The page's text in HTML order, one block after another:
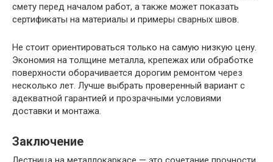
смету перед началом работ, а также может показать
сертификаты на материалы и примеры сварных швов.
Не стоит ориентироваться только на самую низкую цену.
Экономия на толщине металла, крепежах или обработке
поверхности оборачивается дорогим ремонтом через
несколько лет. Лучше выбрать проверенный вариант с
адекватной гарантией и прозрачными условиями
доставки и монтажа.
Заключение